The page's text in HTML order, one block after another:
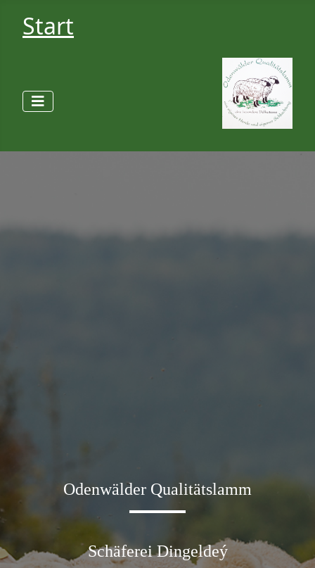
Start
Odenwälder Qualitätslamm
Schäferei Dingeldeý